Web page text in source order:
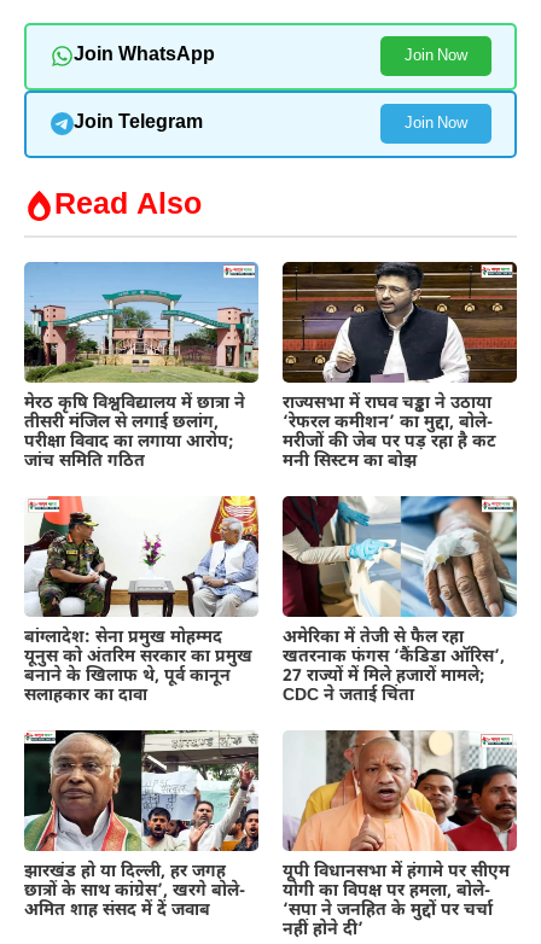
Join WhatsApp Join Now
Join Telegram Join Now
Read Also
मेरठ कृषि विश्वविद्यालय में छात्रा ने
तीसरी मंजिल से लगाई छलांग,
परीक्षा विवाद का लगाया आरोप;
जांच समिति गठित
राज्यसभा में राघव चड्ढा ने उठाया
‘रेफरल कमीशन’ का मुद्दा, बोले-
मरीजों की जेब पर पड़ रहा है कट
मनी सिस्टम का बोझ
बांग्लादेश: सेना प्रमुख मोहम्मद
यूनुस को अंतरिम सरकार का प्रमुख
बनाने के खिलाफ थे, पूर्व कानून
सलाहकार का दावा
अमेरिका में तेजी से फैल रहा
खतरनाक फंगस ‘कैंडिडा ऑरिस’,
27 राज्यों में मिले हजारों मामले;
CDC ने जताई चिंता
झारखंड हो या दिल्ली, हर जगह
छात्रों के साथ कांग्रेस’, खरगे बोले-
अमित शाह संसद में दें जवाब
यूपी विधानसभा में हंगामे पर सीएम
योगी का विपक्ष पर हमला, बोले-
‘सपा ने जनहित के मुद्दों पर चर्चा
नहीं होने दी’